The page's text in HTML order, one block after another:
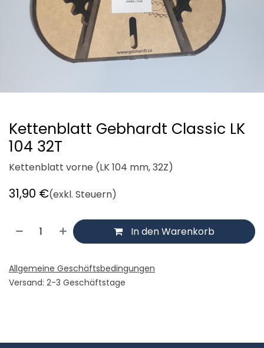
Kettenblatt Gebhardt Classic LK
104 32T
Kettenblatt vorne (LK 104 mm, 32Z)
31,90 €(exkl. Steuern)
In den Warenkorb
Allgemeine Geschäftsbedingungen
Versand: 2-3 Geschäftstage